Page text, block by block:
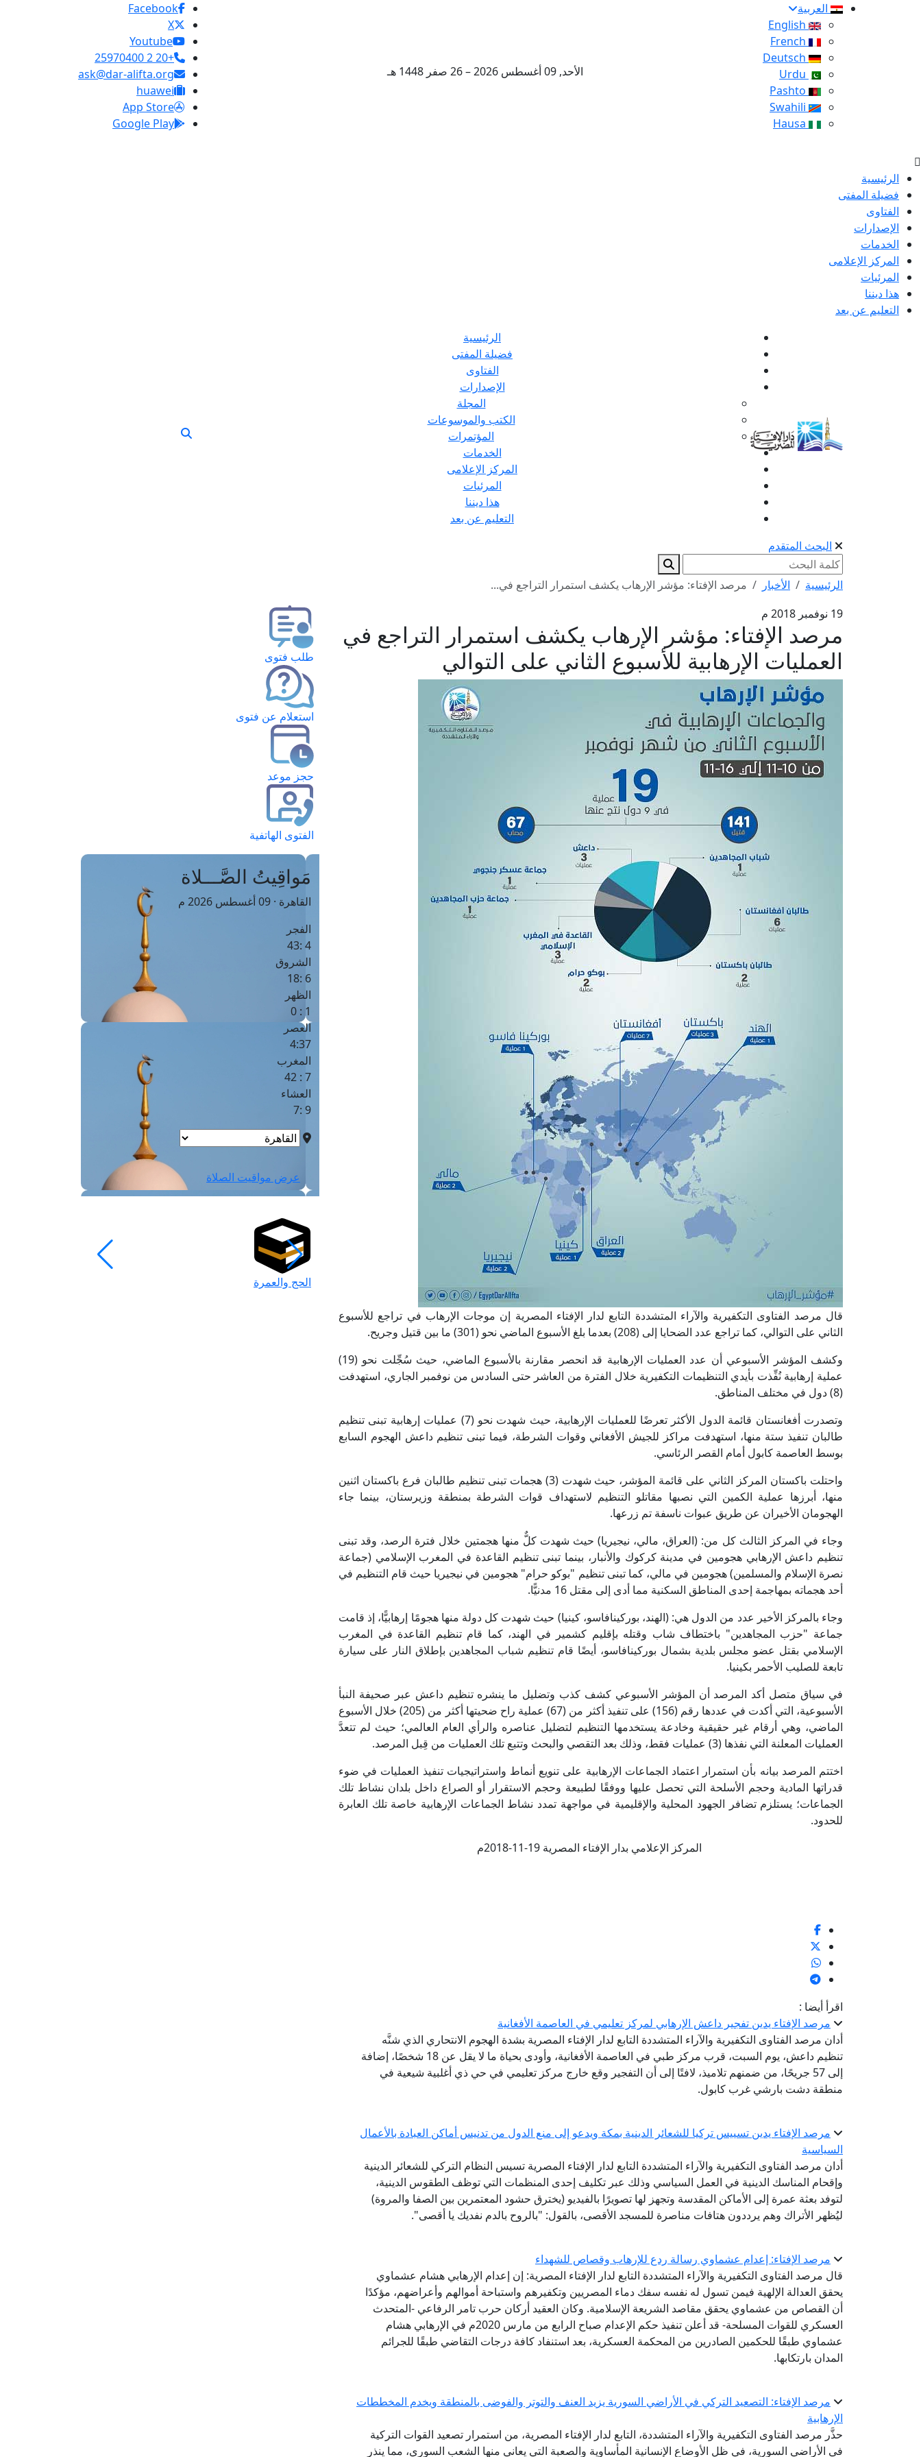
العربية
الأحد, 09 أغسطس 2026 – 26 صفر 1448 هـ
Facebook
X
Youtube
+20 2 25970400
ask@dar-alifta.org
huawei
App Store
Google Play
الرئيسية
فضيلة المفتى
الفتاوى
الإصدارات
الخدمات
المركز الإعلامى
المرئيات
هذا ديننا
التعليم عن بعد
الرئيسية
فضيلة المفتى
الفتاوى
الإصدارات
المجلة
الكتب والموسوعات
المؤتمرات
الخدمات
المركز الإعلامى
المرئيات
هذا ديننا
التعليم عن بعد
البحث المتقدم
الرئيسية الأخبار
مرصد الإفتاء: مؤشر الإرهاب يكشف استمرار التراجع في...
19 نوفمبر 2018 م
مرصد الإفتاء: مؤشر الإرهاب يكشف استمرار التراجع في
العمليات الإرهابية للأسبوع الثاني على التوالي
قال مرصد الفتاوى التكفيرية والآراء المتشددة التابع لدار الإفتاء المصرية إن موجات الإرهاب في تراجع للأسبوع
الثاني على التوالي، كما تراجع عدد الضحايا إلى (208) بعدما بلغ الأسبوع الماضي نحو (301) ما بين قتيل وجريح.
وكشف المؤشر الأسبوعي أن عدد العمليات الإرهابية قد انحصر مقارنة بالأسبوع الماضي، حيث سُجِّلت نحو (19)
عملية إرهابية نُفِّذت بأيدي التنظيمات التكفيرية خلال الفترة من العاشر حتى السادس من نوفمبر الجاري، استهدفت
(8) دول في مختلف المناطق.
وتصدرت أفغانستان قائمة الدول الأكثر تعرضًا للعمليات الإرهابية، حيث شهدت نحو (7) عمليات إرهابية تبنى تنظيم
طالبان تنفيذ ستة منها، استهدفت مراكز للجيش الأفغاني وقوات الشرطة، فيما تبنى تنظيم داعش الهجوم السابع
بوسط العاصمة كابول أمام القصر الرئاسي.
واحتلت باكستان المركز الثاني على قائمة المؤشر، حيث شهدت (3) هجمات تبنى تنظيم طالبان فرع باكستان اثنين
منها، أبرزها عملية الكمين التي نصبها مقاتلو التنظيم لاستهداف قوات الشرطة بمنطقة وزيرستان، بينما جاء
الهجومان الأخيران عن طريق عبوات ناسفة تم زرعها.
وجاء في المركز الثالث كل من: (العراق، مالي، نيجيريا) حيث شهدت كلٌّ منها هجمتين خلال فترة الرصد، وقد تبنى
تنظيم داعش الإرهابي هجومين في مدينة كركوك والأنبار، بينما تبنى تنظيم القاعدة في المغرب الإسلامي (جماعة
نصرة الإسلام والمسلمين) هجومين في مالي، كما تبنى تنظيم "بوكو حرام" هجومين في نيجيريا حيث قام التنظيم في
أحد هجماته بمهاجمة إحدى المناطق السكنية مما أدى إلى مقتل 16 مدنيًّا.
وجاء بالمركز الأخير عدد من الدول هي: (الهند، بوركينافاسو، كينيا) حيث شهدت كل دولة منها هجومًا إرهابيًّا، إذ قامت
جماعة "حزب المجاهدين" باختطاف شاب وقتله بإقليم كشمير في الهند، كما قام تنظيم القاعدة في المغرب
الإسلامي بقتل عضو مجلس بلدية بشمال بوركينافاسو، أيضًا قام تنظيم شباب المجاهدين بإطلاق النار على سيارة
تابعة للصليب الأحمر بكينيا.
في سياق متصل أكد المرصد أن المؤشر الأسبوعي كشف كذب وتضليل ما ينشره تنظيم داعش عبر صحيفة النبأ
الأسبوعية، التي أكدت في عددها رقم (156) على تنفيذ أكثر من (67) عملية راح ضحيتها أكثر من (205) خلال الأسبوع
الماضي، وهي أرقام غير حقيقية وخادعة يستخدمها التنظيم لتضليل عناصره والرأي العام العالمي؛ حيث لم تتعدَّ
العمليات المعلنة التي نفذها (3) عمليات فقط، وذلك بعد التقصي والبحث وتتبع تلك العمليات من قِبل المرصد.
اختتم المرصد بيانه بأن استمرار اعتماد الجماعات الإرهابية على تنويع أنماط واستراتيجيات تنفيذ العمليات في ضوء
قدراتها المادية وحجم الأسلحة التي تحصل عليها ووفقًا لطبيعة وحجم الاستقرار أو الصراع داخل بلدان نشاط تلك
الجماعات؛ يستلزم تضافر الجهود المحلية والإقليمية في مواجهة تمدد نشاط الجماعات الإرهابية خاصة تلك العابرة
للحدود.
المركز الإعلامي بدار الإفتاء المصرية 19-11-2018م
اقرأ أيضا :
مرصد الإفتاء يدين تفجير داعش الإرهابي لمركز تعليمي في العاصمة الأفغانية
أدان مرصد الفتاوى التكفيرية والآراء المتشددة التابع لدار الإفتاء المصرية بشدة الهجوم الانتحاري الذي شنَّه
تنظيم داعش، يوم السبت، قرب مركز طبي في العاصمة الأفغانية، وأودى بحياة ما لا يقل عن 18 شخصًا، إضافة
إلى 57 جريحًا، من ضمنهم تلاميذ، لافتًا إلى أن التفجير وقع خارج مركز تعليمي في حي ذي أغلبية شيعية في
منطقة دشت بارشي غرب كابول.
مرصد الإفتاء يدين تسييس تركيا للشعائر الدينية بمكة ويدعو إلى منع الدول من تدنيس أماكن العبادة بالأعمال
السياسية
أدان مرصد الفتاوى التكفيرية والآراء المتشددة التابع لدار الإفتاء المصرية تسيس النظام التركي للشعائر الدينية
وإقحام المناسك الدينية في العمل السياسي وذلك عبر تكليف إحدى المنظمات التي توظف الطقوس الدينية،
لتوفد بعثة عمرة إلى الأماكن المقدسة وتجهز لها تصويرًا بالفيديو (يخترق حشود المعتمرين بين الصفا والمروة)
ليُظهر الأتراك وهم يرددون هتافات مناصرة للمسجد الأقصى، بالقول: "بالروح بالدم نفديك يا أقصى".
مرصد الإفتاء: إعدام عشماوي رسالة ردع للإرهاب وقصاص للشهداء
قال مرصد الفتاوى التكفيرية والآراء المتشددة التابع لدار الإفتاء المصرية: إن إعدام الإرهابي هشام عشماوي
يحقق العدالة الإلهية فيمن تسول له نفسه سفك دماء المصريين وتكفيرهم واستباحة أموالهم وأعراضهم، مؤكدًا
أن القصاص من عشماوي يحقق مقاصد الشريعة الإسلامية. وكان العقيد أركان حرب تامر الرفاعي -المتحدث
العسكري للقوات المسلحة- قد أعلن تنفيذ حكم الإعدام صباح الرابع من مارس 2020م في الإرهابي هشام
عشماوي طبقًا للحكمين الصادرين من المحكمة العسكرية، بعد استنفاد كافة درجات التقاضي طبقًا للجرائم
المدان بارتكابها.
مرصد الإفتاء: التصعيد التركي في الأراضي السورية يزيد العنف والتوتر والفوضى بالمنطقة ويخدم المخططات
الإرهابية
حذَّر مرصد الفتاوى التكفيرية والآراء المتشددة، التابع لدار الإفتاء المصرية، من استمرار تصعيد القوات التركية
في الأراضي السورية، في ظل الأوضاع الإنسانية المأساوية والصعبة التي يعاني منها الشعب السوري، مما ينذر
طلب فتوى
استعلام عن فتوى
حجز موعد
الفتوى الهاتفية
مَواقِيتُ الصَّـــلاة
القاهرة · 09 أغسطس 2026 م
الفجر
4 :43
الشروق
6 :18
الظهر
1 : 0
العصر
4:37
المغرب
7 : 42
العشاء
9 :7
عرض مواقيت الصلاة
الحج والعمرة